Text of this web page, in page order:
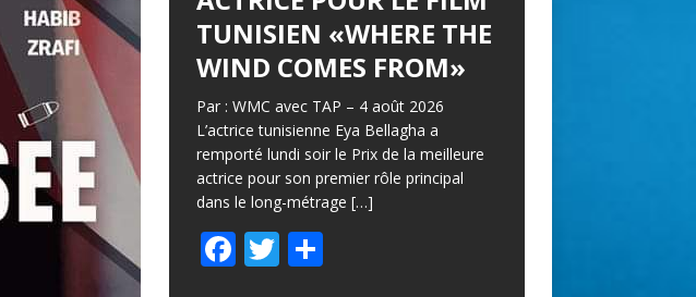
TUNISIEN «WHERE THE
WIND COMES FROM»
Par : WMC avec TAP – 4 août 2026
L’actrice tunisienne Eya Bellagha a
remporté lundi soir le Prix de la meilleure
actrice pour son premier rôle principal
dans le long-métrage […]
F T P